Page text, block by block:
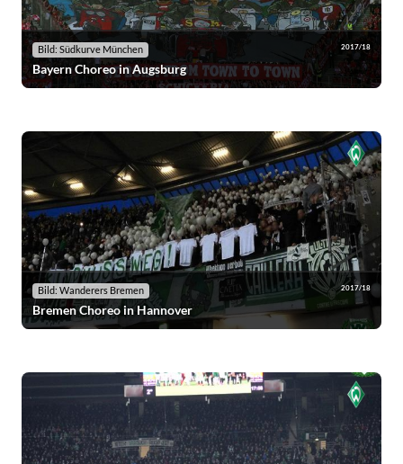
Bild: Südkurve München 2017/18
Bayern Choreo in Augsburg
Bild: Wanderers Bremen 2017/18
Bremen Choreo in Hannover